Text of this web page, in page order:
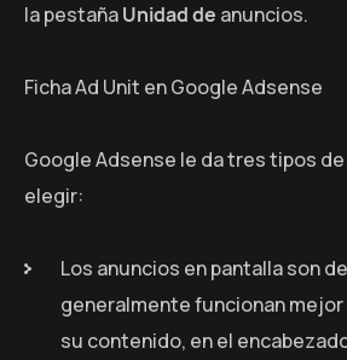
la pestañaUnidad de anuncios.
Ficha Ad Unit en Google Adsense
Google Adsense le da tres tipos
elegir:
Los anuncios en pantalla son
generalmente funcionan
su contenido, en el